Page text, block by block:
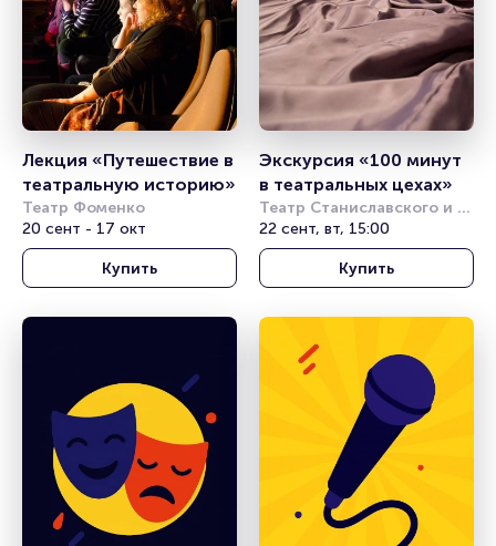
Лекция «Путешествие в
театральную историю»
Театр Фоменко
20 сент - 17 окт
Купить
Экскурсия «100 минут
в театральных цехах»
Театр Станиславского и
Немировича-Данченко
22 сент, вт, 15:00
Купить